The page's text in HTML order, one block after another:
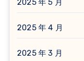
2025 年 5 月
2025 年 4 月
2025 年 3 月